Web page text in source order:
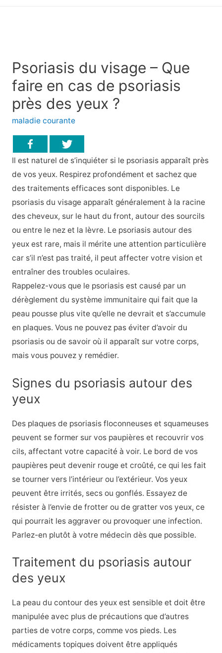
Psoriasis du visage – Que
faire en cas de psoriasis
près des yeux ?
maladie courante
Il est naturel de s’inquiéter si le psoriasis apparaît près
de vos yeux. Respirez profondément et sachez que
des traitements efficaces sont disponibles. Le
psoriasis du visage apparaît généralement à la racine
des cheveux, sur le haut du front, autour des sourcils
ou entre le nez et la lèvre. Le psoriasis autour des
yeux est rare, mais il mérite une attention particulière
car s’il n’est pas traité, il peut affecter votre vision et
entraîner des troubles oculaires.
Rappelez-vous que le psoriasis est causé par un
dérèglement du système immunitaire qui fait que la
peau pousse plus vite qu’elle ne devrait et s’accumule
en plaques. Vous ne pouvez pas éviter d’avoir du
psoriasis ou de savoir où il apparaît sur votre corps,
mais vous pouvez y remédier.
Signes du psoriasis autour des
yeux
Des plaques de psoriasis floconneuses et squameuses
peuvent se former sur vos paupières et recouvrir vos
cils, affectant votre capacité à voir. Le bord de vos
paupières peut devenir rouge et croûté, ce qui les fait
se tourner vers l’intérieur ou l’extérieur. Vos yeux
peuvent être irrités, secs ou gonflés. Essayez de
résister à l’envie de frotter ou de gratter vos yeux, ce
qui pourrait les aggraver ou provoquer une infection.
Parlez-en plutôt à votre médecin dès que possible.
Traitement du psoriasis autour
des yeux
La peau du contour des yeux est sensible et doit être
manipulée avec plus de précautions que d’autres
parties de votre corps, comme vos pieds. Les
médicaments topiques doivent être appliqués